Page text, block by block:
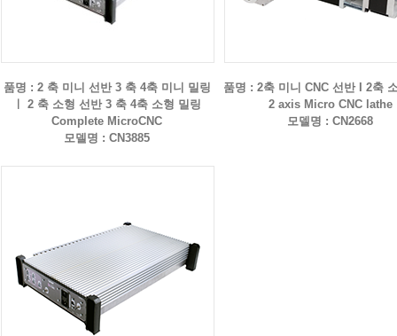
품명 : 2 축 미니 선반 3 축 4축 미니 밀링
ㅣ 2 축 소형 선반 3 축 4축 소형 밀링
Complete MicroCNC
모델명 : CN3885
품명 : 2축 미니 CNC 선반 I 2축
2 axis Micro CNC lathe
모델명 : CN2668